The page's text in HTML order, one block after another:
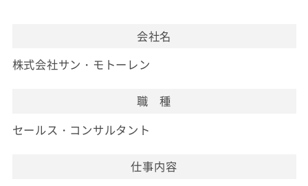
会社名
株式会社サン・モトーレン
職 種
セールス・コンサルタント
仕事内容